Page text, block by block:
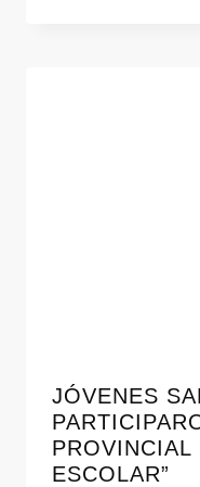
JÓVENES
PROVINCIAL
ESCOLAR”